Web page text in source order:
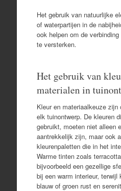
Het gebruik van natuurlijke
of waterpartijen in de
ook helpen om de
te versterken.
Het gebruik van
materialen in
Kleur en materiaalkeuze
elk tuinontwerp. De kleuren
gebruikt, moeten niet alleen
aantrekkelijk zijn, maar ook
kleurenpaletten die in het
Warme tinten zoals
bijvoorbeeld een gezellige
bij een warm interieur, terwijl
blauw of groen rust en